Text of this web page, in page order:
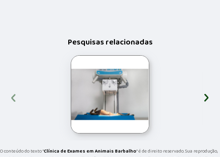
Pesquisas relacionadas
‹ ›
O conteúdo do texto "Clínica de Exames em Animais Barbalho" é de direito reservado. Sua reprodução,